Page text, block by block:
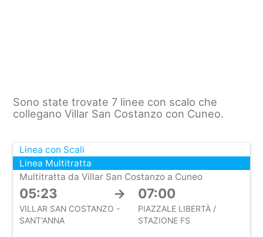
Sono state trovate 7 linee con scalo che
collegano Villar San Costanzo con Cuneo.
Linea con Scali
Linea Multitratta
Multitratta da Villar San Costanzo a Cuneo
05:23 → 07:00
VILLAR SAN COSTANZO -
SANT'ANNA
PIAZZALE LIBERTÀ /
STAZIONE FS